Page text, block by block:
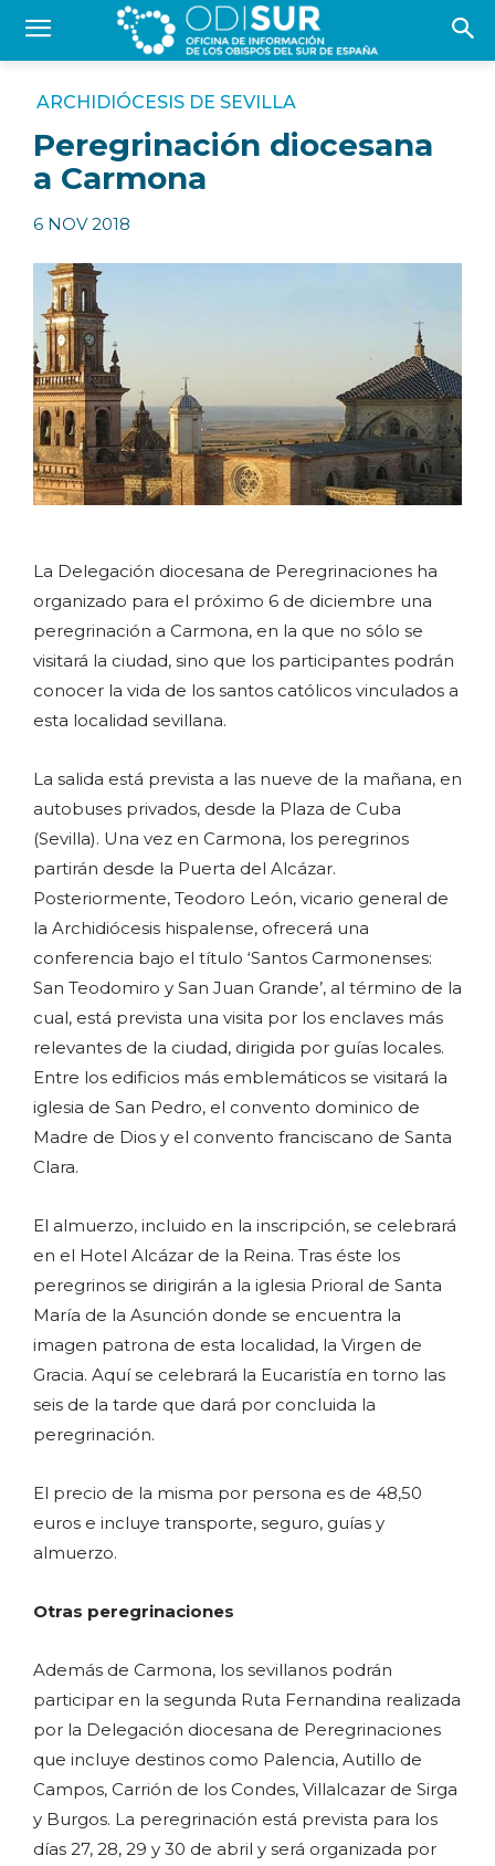
ARCHIDIÓCESIS DE SEVILLA
Peregrinación diocesana
a Carmona
6 NOV 2018
La Delegación diocesana de Peregrinaciones ha
organizado para el próximo 6 de diciembre una
peregrinación a Carmona, en la que no sólo se
visitará la ciudad, sino que los participantes podrán
conocer la vida de los santos católicos vinculados a
esta localidad sevillana.
La salida está prevista a las nueve de la mañana, en
autobuses privados, desde la Plaza de Cuba
(Sevilla). Una vez en Carmona, los peregrinos
partirán desde la Puerta del Alcázar.
Posteriormente, Teodoro León, vicario general de
la Archidiócesis hispalense, ofrecerá una
conferencia bajo el título ‘Santos Carmonenses:
San Teodomiro y San Juan Grande’, al término de la
cual, está prevista una visita por los enclaves más
relevantes de la ciudad, dirigida por guías locales.
Entre los edificios más emblemáticos se visitará la
iglesia de San Pedro, el convento dominico de
Madre de Dios y el convento franciscano de Santa
Clara.
El almuerzo, incluido en la inscripción, se celebrará
en el Hotel Alcázar de la Reina. Tras éste los
peregrinos se dirigirán a la iglesia Prioral de Santa
María de la Asunción donde se encuentra la
imagen patrona de esta localidad, la Virgen de
Gracia. Aquí se celebrará la Eucaristía en torno las
seis de la tarde que dará por concluida la
peregrinación.
El precio de la misma por persona es de 48,50
euros e incluye transporte, seguro, guías y
almuerzo.
Otras peregrinaciones
Además de Carmona, los sevillanos podrán
participar en la segunda Ruta Fernandina realizada
por la Delegación diocesana de Peregrinaciones
que incluye destinos como Palencia, Autillo de
Campos, Carrión de los Condes, Villalcazar de Sirga
y Burgos. La peregrinación está prevista para los
días 27, 28, 29 y 30 de abril y será organizada por